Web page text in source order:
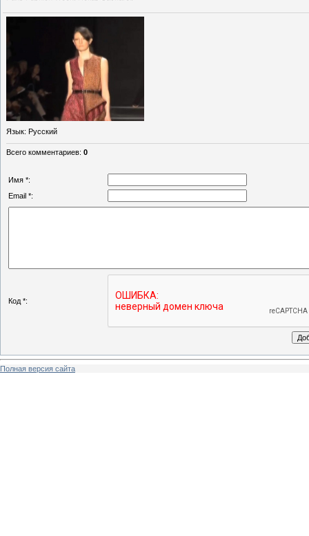
Язык: Русский
Всего комментариев: 0
Имя *:
Email *:
Код *:
Полная версия сайта